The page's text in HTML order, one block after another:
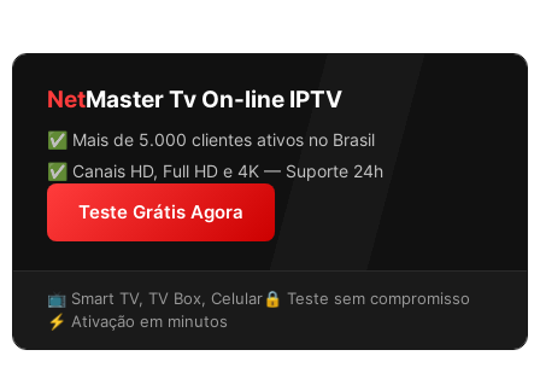
NetMaster Tv On-line IPTV
✅ Mais de 5.000 clientes ativos no Brasil
✅ Canais HD, Full HD e 4K — Suporte 24h
Teste Grátis Agora
📺 Smart TV, TV Box, Celular🔒 Teste sem compromisso
⚡ Ativação em minutos